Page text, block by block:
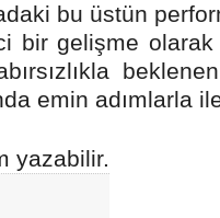
bu üstün
bir gelişme olarak
emin adımlarla
yazabilir.